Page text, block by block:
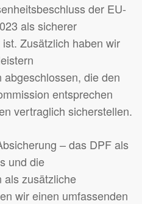
der EU-
als sicherer
Zusätzlich haben wir
die den
entsprechen
vertraglich sicherstellen.
– das DPF als
und die
als zusätzliche
wir einen umfassenden